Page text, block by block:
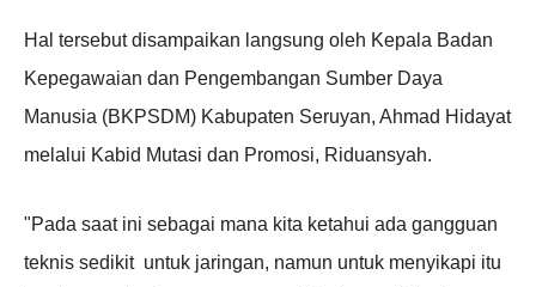
Hal tersebut disampaikan langsung oleh Kepala Badan
Kepegawaian dan Pengembangan Sumber Daya
Manusia (BKPSDM) Kabupaten Seruyan, Ahmad Hidayat
melalui Kabid Mutasi dan Promosi, Riduansyah.
"Pada saat ini sebagai mana kita ketahui ada gangguan
teknis sedikit untuk jaringan, namun untuk menyikapi itu